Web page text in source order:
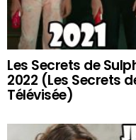
Les Secrets de
2022 (Les Secrets
Télévisée)